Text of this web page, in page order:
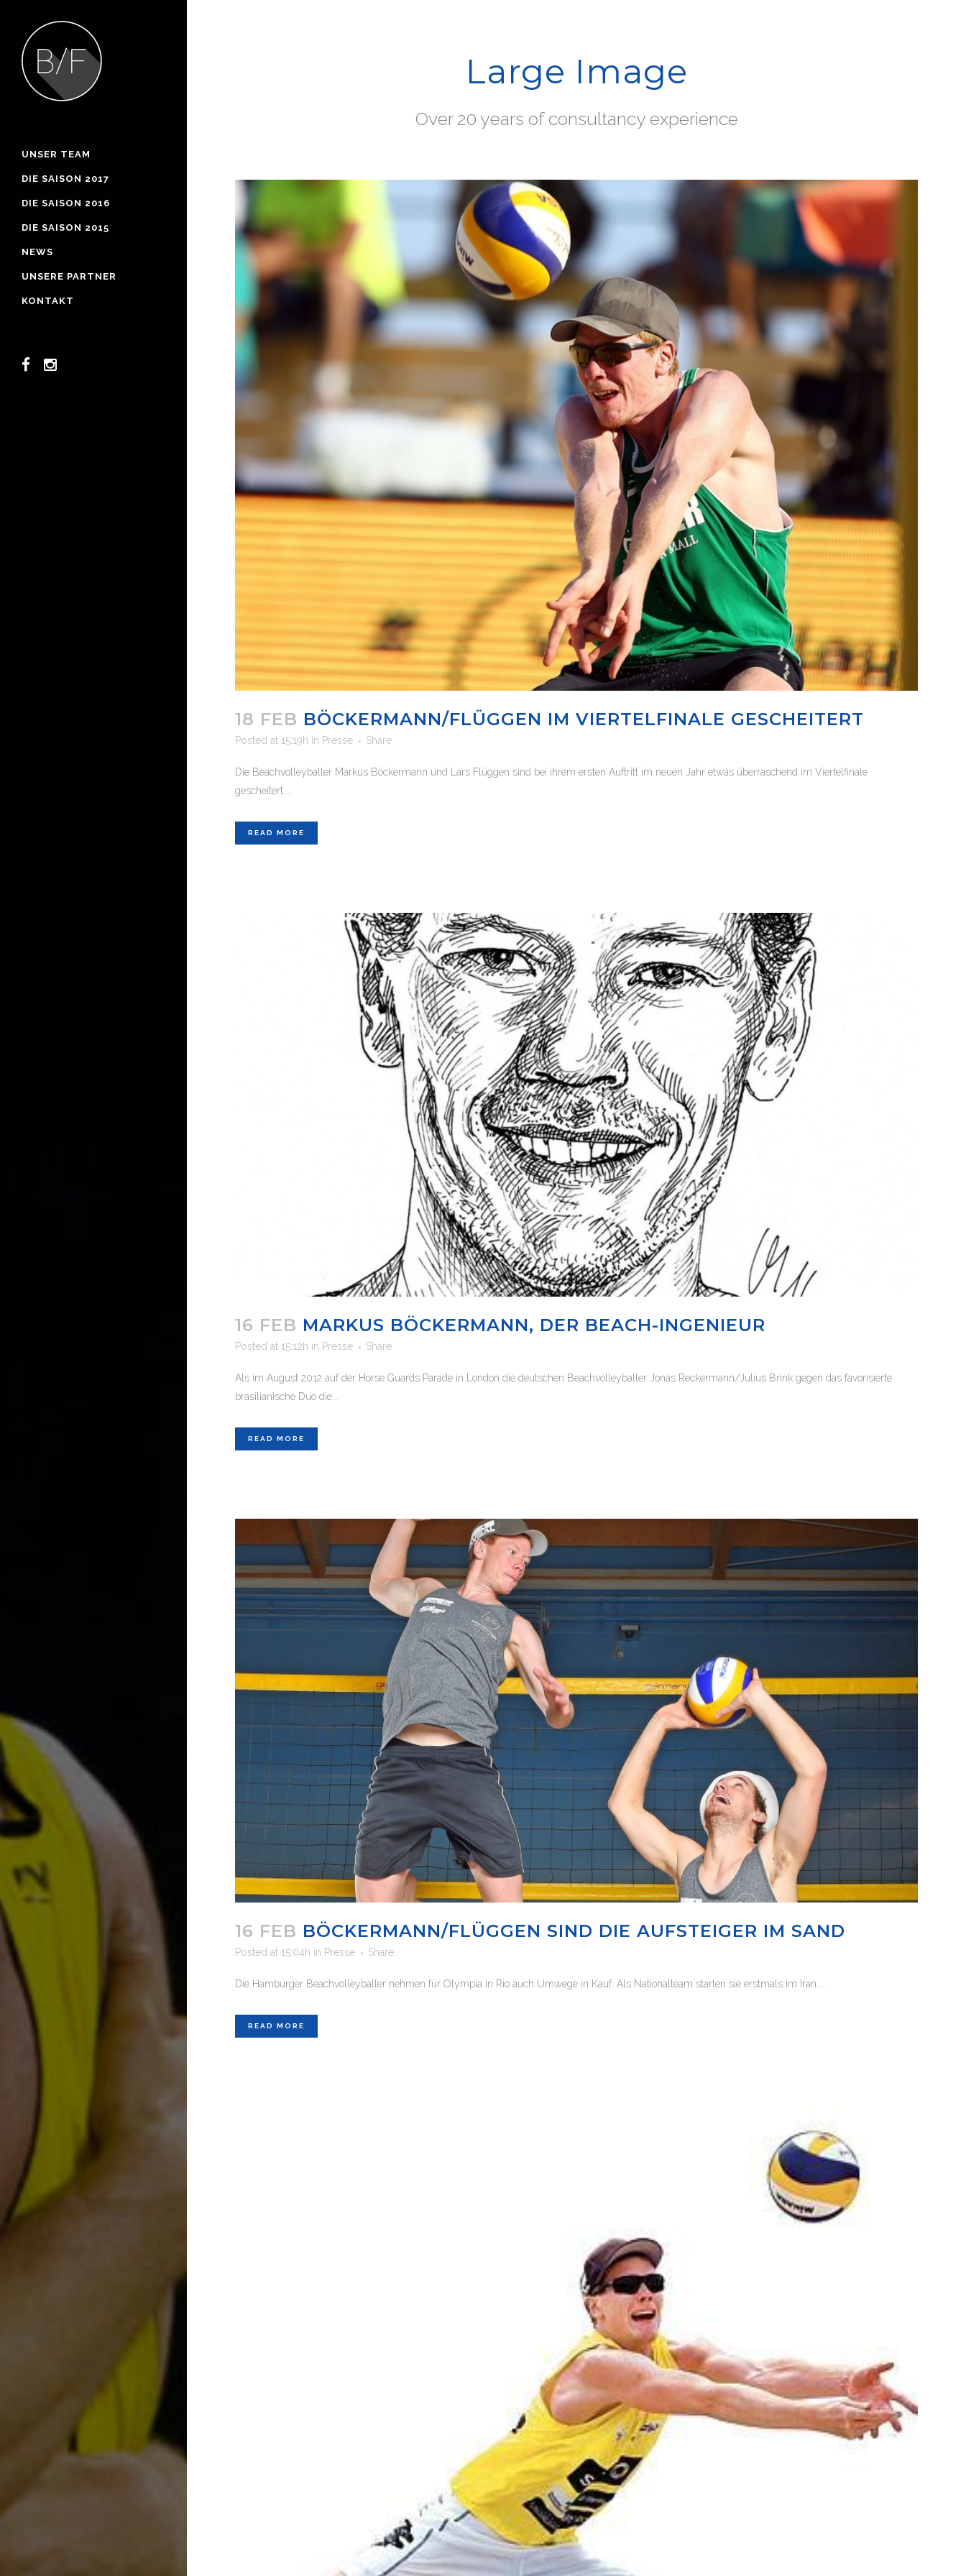
UNSER TEAM
DIE SAISON 2017
DIE SAISON 2016
DIE SAISON 2015
NEWS
UNSERE PARTNER
KONTAKT
Large Image
Over 20 years of consultancy experience
18 FEB BÖCKERMANN/FLÜGGEN IM VIERTELFINALE GESCHEITERT
Posted at 15:19h in Presse Share
Die Beachvolleyballer Markus Böckermann und Lars Flüggen sind bei ihrem ersten Auftritt im neuen Jahr etwas überraschend im Viertelfinale
gescheitert....
READ MORE
16 FEB MARKUS BÖCKERMANN, DER BEACH-INGENIEUR
Posted at 15:12h in Presse Share
Als im August 2012 auf der Horse Guards Parade in London die deutschen Beachvolleyballer Jonas Reckermann/Julius Brink gegen das favorisierte
brasilianische Duo die...
READ MORE
16 FEB BÖCKERMANN/FLÜGGEN SIND DIE AUFSTEIGER IM SAND
Posted at 15:04h in Presse Share
Die Hamburger Beachvolleyballer nehmen für Olympia in Rio auch Umwege in Kauf. Als Nationalteam starten sie erstmals im Iran....
READ MORE